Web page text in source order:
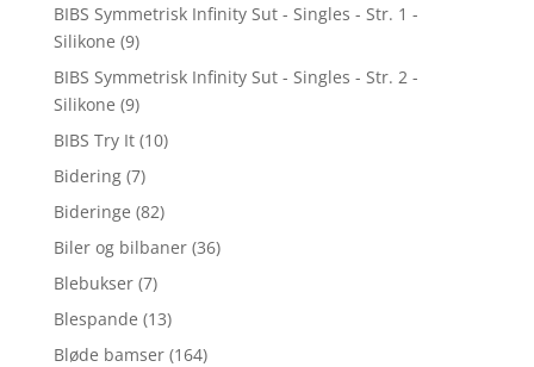
BIBS Symmetrisk Infinity Sut - Singles - Str. 1 -
Silikone (9)
BIBS Symmetrisk Infinity Sut - Singles - Str. 2 -
Silikone (9)
BIBS Try It (10)
Bidering (7)
Bideringe (82)
Biler og bilbaner (36)
Blebukser (7)
Blespande (13)
Bløde bamser (164)